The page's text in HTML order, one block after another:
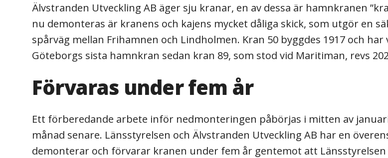
Älvstranden Utveckling AB äger sju kranar, en av dessa är hamnkranen
nu demonteras är kranens och kajens mycket dåliga skick, som utgör en
spårväg mellan Frihamnen och Lindholmen. Kran 50 byggdes 1917 och
Göteborgs sista hamnkran sedan kran 89, som stod vid Maritiman, revs
Förvaras under fem år
Ett förberedande arbete inför nedmonteringen påbörjas i mitten av
månad senare. Länsstyrelsen och Älvstranden Utveckling AB har en
demonterar och förvarar kranen under fem år gentemot att